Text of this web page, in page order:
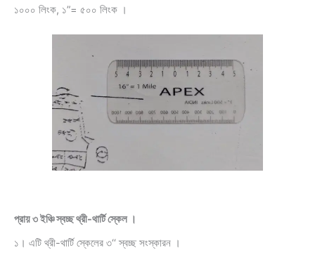
১০০০ লিংক, ১”= ৫০০ লিংক ।
প্রায় ৩ ইঞ্চি স্বচ্ছ থ্রী-থার্টি স্কেল ।
১। এটি থ্রী-থার্টি স্কেলের ৩‘‘ স্বচ্ছ সংস্কারন ।